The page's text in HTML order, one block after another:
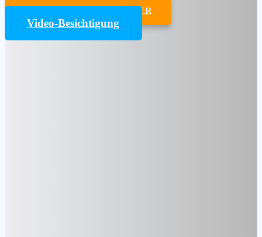
UMZUGSKOSTENRECHNER
Video-Besichtigung